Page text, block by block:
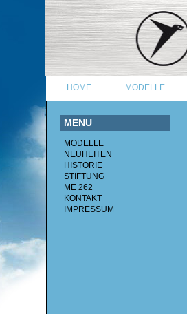
HOME MODELLE
MENU
MODELLE
NEUHEITEN
HISTORIE
STIFTUNG
ME 262
KONTAKT
IMPRESSUM